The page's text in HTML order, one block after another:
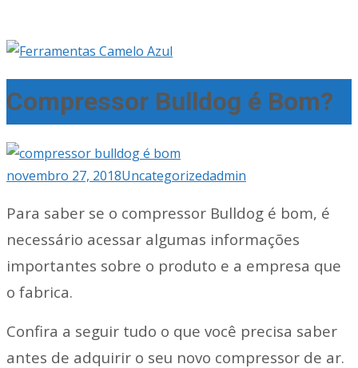
Compressor Bulldog é Bom?
novembro 27, 2018Uncategorizedadmin
Para saber se o compressor Bulldog é bom, é
necessário acessar algumas informações
importantes sobre o produto e a empresa que
o fabrica.
Confira a seguir tudo o que você precisa saber
antes de adquirir o seu novo compressor de ar.